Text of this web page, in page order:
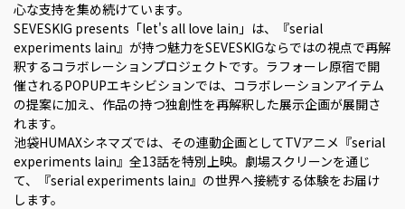
心な支持を集め続けています。
SEVESKIG presents「let's all love lain」は、『serial
experiments lain』が持つ魅力をSEVESKIGならではの視点で再解
釈するコラボレーションプロジェクトです。ラフォーレ原宿で開
催されるPOPUPエキシビションでは、コラボレーションアイテム
の提案に加え、作品の持つ独創性を再解釈した展示企画が展開さ
れます。
池袋HUMAXシネマズでは、その連動企画としてTVアニメ『serial
experiments lain』全13話を特別上映。劇場スクリーンを通じ
て、『serial experiments lain』の世界へ接続する体験をお届け
します。